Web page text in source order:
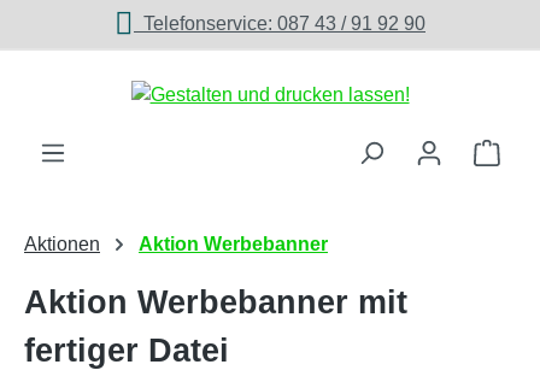
Zum Hauptinhalt springenTelefonservice: 087 43 / 91 92 90
Aktionen Aktion Werbebanner
Aktion Werbebanner mit
fertiger Datei